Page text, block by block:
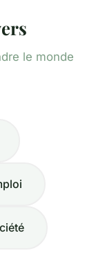
le monde